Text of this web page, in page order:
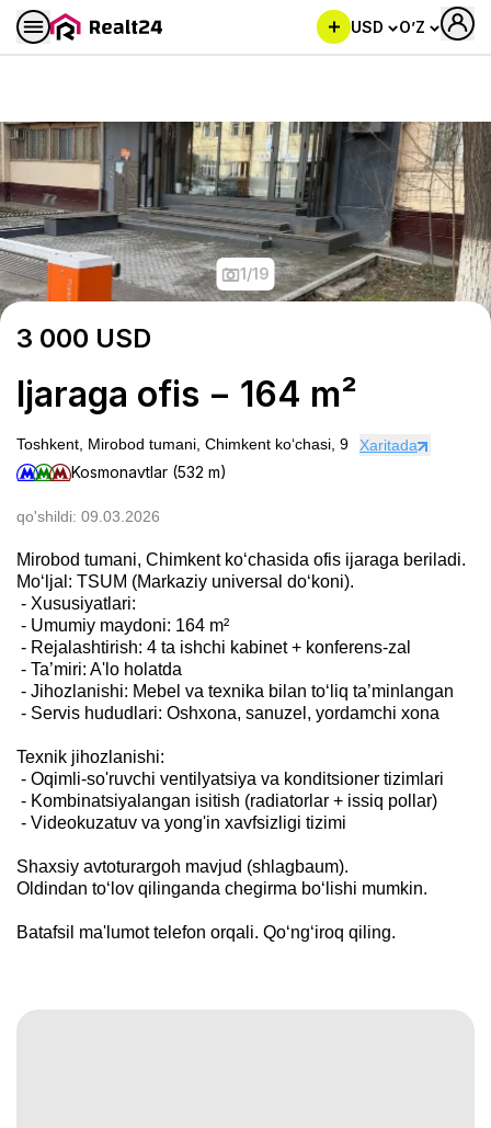
USD O’Z
Ijaraga ofis − 164 m²
1/19
3 000 USD
Ijaraga ofis − 164 m²
Toshkent, Mirobod tumani, Chimkent koʻchasi, 9 Xaritada
Kosmonavtlar (532 m)
qo'shildi: 09.03.2026
Mirobod tumani, Chimkent ko‘chasida ofis ijaraga beriladi.
Mo‘ljal: TSUM (Markaziy universal do‘koni).
​ - Xususiyatlari:
​ - Umumiy maydoni: 164 m²
​ - Rejalashtirish: 4 ta ishchi kabinet + konferens-zal
​ - Ta’miri: A'lo holatda
​ - Jihozlanishi: Mebel va texnika bilan to‘liq ta’minlangan
​ - Servis hududlari: Oshxona, sanuzel, yordamchi xona
Texnik jihozlanishi:
​ - Oqimli-so'ruvchi ventilyatsiya va konditsioner tizimlari
​ - Kombinatsiyalangan isitish (radiatorlar + issiq pollar)
​ - Videokuzatuv va yong'in xavfsizligi tizimi
Shaxsiy avtoturargoh mavjud (shlagbaum).
Oldindan to‘lov qilinganda chegirma bo‘lishi mumkin.
Batafsil ma'lumot telefon orqali. Qo‘ng‘iroq qiling.